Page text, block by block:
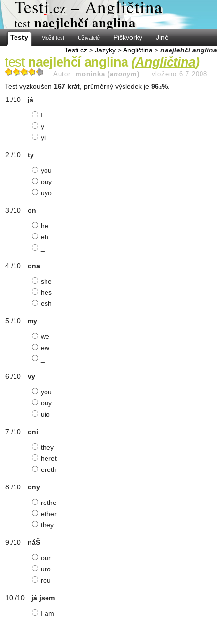
Testi.cz – Angličtina
test naejlehčí anglina
Testy Vložit test Uživatelé Piškvorky
Jiné
Testi.cz > Jazyky >Angličtina > naejlehčí anglina
test naejlehčí anglina (Angličtina)
Autor: moninka (anonym ) ... vloženo 6.7.2008
Test vyzkoušen 167 krát , průměrný výsledek je 96 .2%
já
I
y
yi
ty
you
ouy
uyo
on
he
eh
ona
she
hes
esh
my
we
ew
vy
you
ouy
uio
oni
they
heret
ereth
ony
rethe
ether
they
náŠ
our
uro
rou
já jsem
I am